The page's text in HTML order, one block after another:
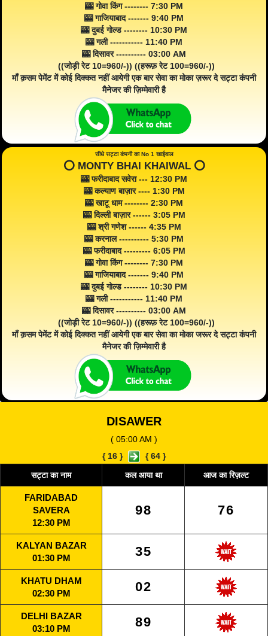
🎰 गोवा किंग -------- 7:30 PM
🎰 गाजियाबाद ------- 9:40 PM
🎰 दुबई गोल्ड -------- 10:30 PM
🎰 गली ----------- 11:40 PM
🎰 दिसावर ---------- 03:00 AM
((जोड़ी रेट 10=960/-)) ((हरूफ़ रेट 100=960/-))
माँ क़सम पेमेंट में कोई दिक्कत नहीं आयेगी एक बार सेवा का मोका ज़रूर दे सट्टा कंपनी
मैनेजर की ज़िम्मेवारी है
सीधे सट्टा कंपनी का No 1 खाईवाल
⭕️ MONTY BHAI KHAIWAL ⭕️
🎰 फरीदाबाद सवेरा --- 12:30 PM
🎰 कल्याण बाज़ार ---- 1:30 PM
🎰 खाटू धाम -------- 2:30 PM
🎰 दिल्ली बाज़ार ------ 3:05 PM
🎰 श्री गणेश ------ 4:35 PM
🎰 करनाल ---------- 5:30 PM
🎰 फरीदाबाद --------- 6:05 PM
🎰 गोवा किंग -------- 7:30 PM
🎰 गाजियाबाद ------- 9:40 PM
🎰 दुबई गोल्ड -------- 10:30 PM
🎰 गली ----------- 11:40 PM
🎰 दिसावर ---------- 03:00 AM
((जोड़ी रेट 10=960/-)) ((हरूफ़ रेट 100=960/-))
माँ क़सम पेमेंट में कोई दिक्कत नहीं आयेगी एक बार सेवा का मोका जरूर दे सट्टा कंपनी
मैनेजर की ज़िम्मेवारी है
DISAWER
( 05:00 AM )
{ 16 } {64 }
सट्टा का नाम कल आया था आज का रिज़ल्ट
FARIDABAD
SAVERA
12:30 PM
98 76
KALYAN BAZAR
01:30 PM
35
KHATU DHAM
02:30 PM
02
DELHI BAZAR
03:10 PM
89